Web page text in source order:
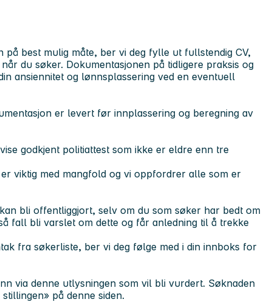
på best mulig måte, ber vi deg fylle ut fullstendig CV,
du søker. Dokumentasjonen på tidligere praksis og
ansiennitet og lønnsplassering ved en eventuell
er levert før innplassering og beregning av
godkjent politiattest som ikke er eldre enn tre
viktig med mangfold og vi oppfordrer alle som er
bli offentliggjort, selv om du som søker har bedt om
fall bli varslet om dette og får anledning til å trekke
fra søkerliste, ber vi deg følge med i din innboks for
via denne utlysningen som vil bli vurdert. Søknaden
på denne siden.